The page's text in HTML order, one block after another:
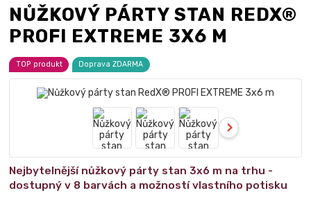
NŮŽKOVÝ PÁRTY STAN REDX®
PROFI EXTREME 3X6 M
TOP produkt Doprava ZDARMA
Nejbytelnější nůžkový párty stan 3x6 m na trhu -
dostupný v 8 barvách a možností vlastního potisku